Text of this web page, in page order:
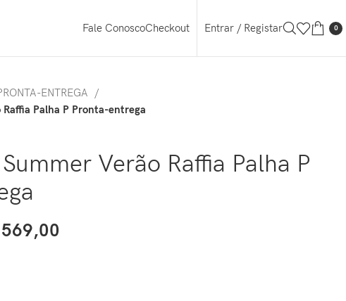
Fale ConoscoCheckout Entrar / Registar 0
ENTREGA
Raffia Palha P Pronta-entrega
Verão Raffia Palha P